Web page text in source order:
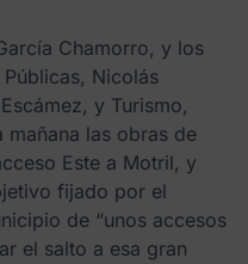
Chamorro, y los
Nicolás
y Turismo,
mañana las obras de
Este a Motril, y
fijado por el
de “unos accesos
el salto a esa gran